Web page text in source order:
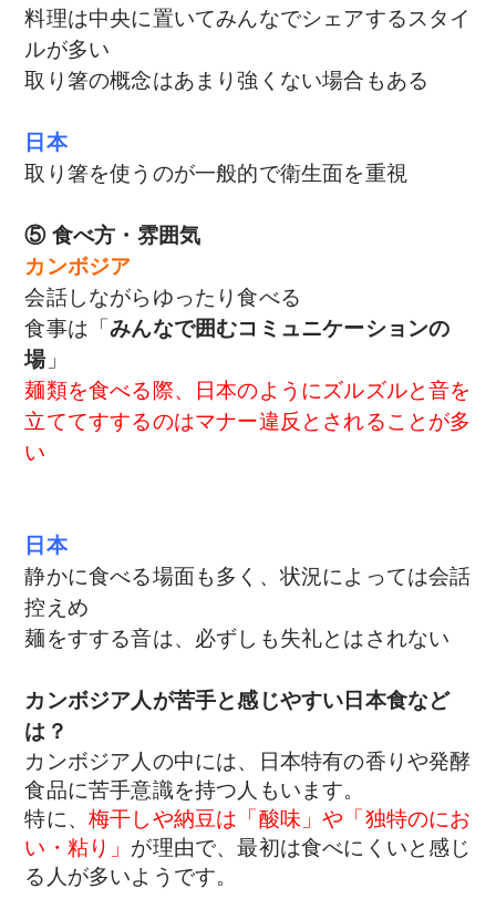
料理は中央に置いてみんなでシェアするスタイ
ルが多い
取り箸の概念はあまり強くない場合もある
日本
取り箸を使うのが一般的で衛生面を重視
⑤ 食べ方・雰囲気
カンボジア
会話しながらゆったり食べる
食事は「みんなで囲むコミュニケーションの
場」
麺類を食べる際、日本のようにズルズルと音を
立ててすするのはマナー違反とされることが多
い
日本
静かに食べる場面も多く、状況によっては会話
控えめ
麺をすする音は、必ずしも失礼とはされない
カンボジア人が苦手と感じやすい日本食など
は？
カンボジア人の中には、日本特有の香りや発酵
食品に苦手意識を持つ人もいます。
特に、 梅干しや納豆は「酸味」や「独特のにお
い・粘り」 が理由で、最初は食べにくいと感じ
る人が多いようです。